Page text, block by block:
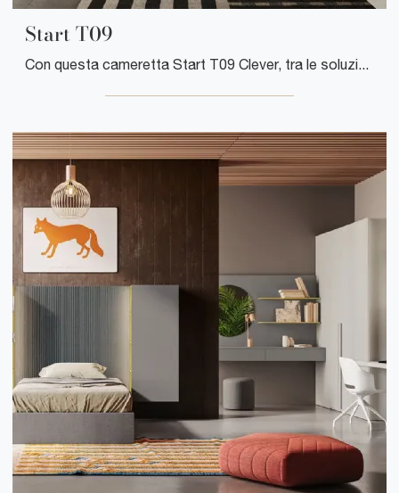
Start T09
Con questa cameretta Start T09 Clever, tra le soluzioni componibili, potrai arredare stanze moderne per ragazzi.